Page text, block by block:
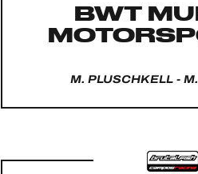
BWT
M. PLUSCHKELL -